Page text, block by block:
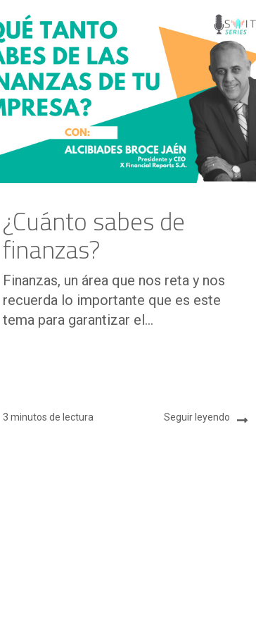
¿Cuánto sabes de
finanzas?
Finanzas, un área que nos reta y nos
recuerda lo importante que es este
tema para garantizar el...
3 minutos de lectura Seguir leyendo